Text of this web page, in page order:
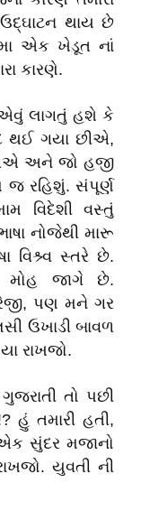
થાય છે
એક ખેડૂત નાં
કારણે.
લાગતું હશે કે
થઈ ગયા છીએ,
અને જો હજી
જ રહિશું. સંપૂર્ણ
વિદેશી વસ્તું
નોજેથી મારૂ
વિશ્ર્વ સ્તરે છે.
મોહ જાગે છે.
પણ મને ગર
ઉખાડી બાવળ
રાખજો.
તો પછી
હું તમારી હતી,
સુંદર મજાનો
યુવતી ની